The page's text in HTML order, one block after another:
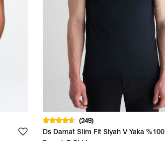
(249)
Ds Damat Slim Fit Siyah V Yaka %100